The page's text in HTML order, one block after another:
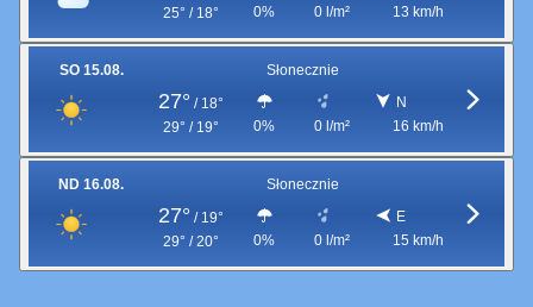
25° / 18°
0% 0 l/m²
13 km/h
SO 15.08. Słonecznie
27° / 18°
29° / 19°
0% 0 l/m²
N
16 km/h
ND 16.08. Słonecznie
27° / 19°
29° / 20°
0% 0 l/m²
E
15 km/h